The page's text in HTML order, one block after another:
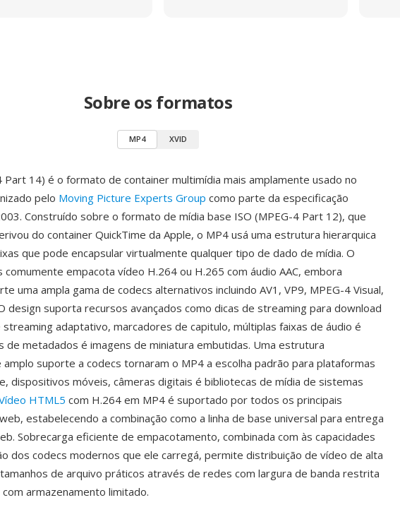
Sobre os formatos
MP4 XVID
Part 14) é o formato de container multimídia mais amplamente usado no
pelo Moving Picture Experts Group como parte da especificação
Construído sobre o formato de mídia base ISO (MPEG-4 Part 12), que
do container QuickTime da Apple, o MP4 usá uma estrutura hierarquica
que pode encapsular virtualmente qualquer tipo de dado de mídia. O
comumente empacota vídeo H.264 ou H.265 com áudio AAC, embora
uma ampla gama de codecs alternativos incluindo AV1, VP9, MPEG-4 Visual,
design suporta recursos avançados como dicas de streaming para download
adaptativo, marcadores de capitulo, múltiplas faixas de áudio é
de metadados é imagens de miniatura embutidas. Uma estrutura
amplo suporte a codecs tornaram o MP4 a escolha padrão para plataformas
dispositivos móveis, câmeras digitais é bibliotecas de mídia de sistemas
HTML5 com H.264 em MP4 é suportado por todos os principais
estabelecendo a combinação como a linha de base universal para entrega
Sobrecarga eficiente de empacotamento, combinada com às capacidades
dos codecs modernos que ele carregá, permite distribuição de vídeo de alta
de arquivo práticos através de redes com largura de banda restrita
armazenamento limitado.